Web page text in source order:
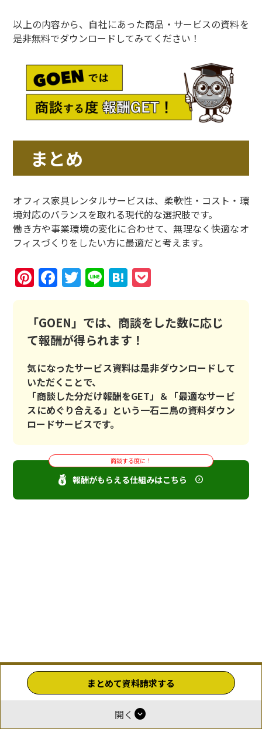
以上の内容から、自社にあった商品・サービスの資料を
是非無料でダウンロードしてみてください！
まとめ
オフィス家具レンタルサービスは、柔軟性・コスト・環
境対応のバランスを取れる現代的な選択肢です。
働き方や事業環境の変化に合わせて、無理なく快適なオ
フィスづくりをしたい方に最適だと考えます。
Pinterest
Facebook
Twitter
LineHatena
「GOEN」では、商談をした数に応じ
て報酬が得られます！
気になったサービス資料は是非ダウンロードして
いただくことで、
「商談した分だけ報酬をGET」＆「最適なサービ
スにめぐり合える」という一石二鳥の資料ダウン
ロードサービスです。
商談する度に！
報酬がもらえる仕組みはこちら
まとめて資料請求する
開く expand_circle_down
報酬付与について